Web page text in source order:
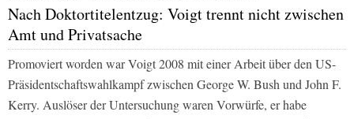
Nach Doktortitelentzug: Voigt trennt nicht zwischen
Amt und Privatsache
Promoviert worden war Voigt 2008 mit einer Arbeit über den US-
Präsidentschaftswahlkampf zwischen George W. Bush und John F.
Kerry. Auslöser der Untersuchung waren Vorwürfe, er habe